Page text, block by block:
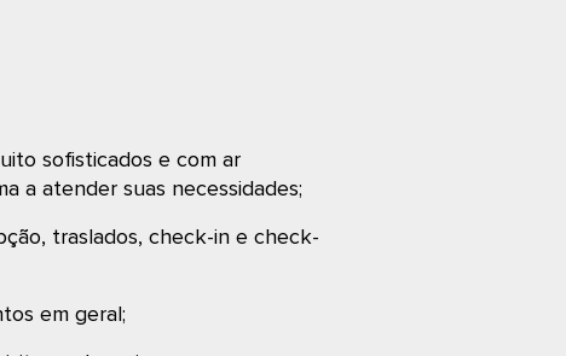
sofisticados e com ar
a atender suas necessidades;
traslados, check-in e check-
em geral;